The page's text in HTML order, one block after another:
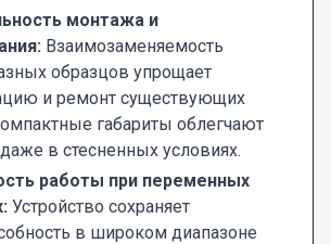
монтажа и
Взаимозаменяемость
образцов упрощает
и ремонт существующих
габариты облегчают
в стесненных условиях.
работы при переменных
Устройство сохраняет
в широком диапазоне